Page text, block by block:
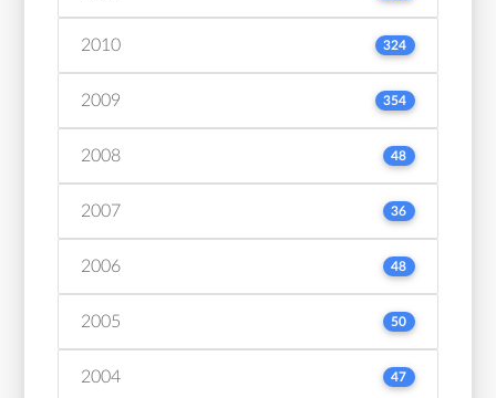
2010 324
2009 354
2008 48
2007 36
2006 48
2005 50
2004 47